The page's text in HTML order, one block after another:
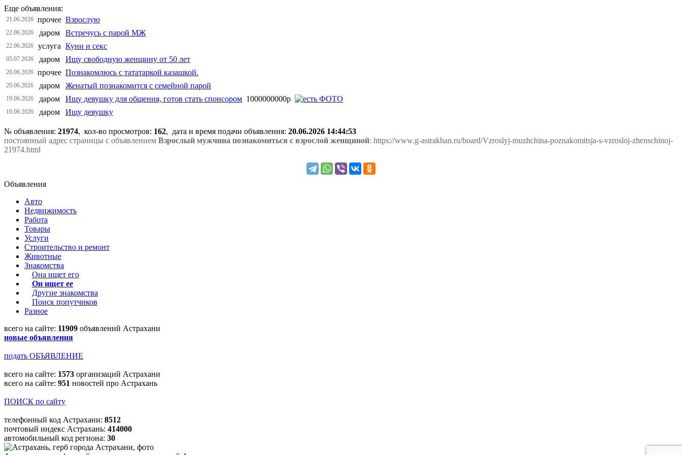
Еще объявления:
21.06.2026 прочее Взрослую
22.06.2026 даром Встречусь с парой МЖ
22.06.2026 услуга Куни и секс
05.07.2026 даром Ищу свободную женщину от 50 лет
20.06.2026 прочее Познакомлюсь с тататаркой казашкой.
20.06.2026 даром Женатый познакомится с семейной парой
19.06.2026 даром Ищу девушку для общения, готов стать спонсором 1000000000р
19.06.2026 даром Ищу девушку
№ объявления: 21974, кол-во просмотров: 162, дата и время подачи объявления: 20.06.2026 14:44:53
постоянный адрес страницы с объявлением Взрослый мужчина познакомиться с взрослой женщиной: https://www.g-astrakhan.ru/board/Vzroslyj-muzhchina-poznakomitsja-s-vzrosloj-zhenschinoj-
21974.html
Объявления
Авто
Недвижимость
Работа
Товары
Услуги
Строительство и ремонт
Животные
Знакомства
Она ищет его
Он ищет ее
Другие знакомства
Поиск попутчиков
Разное
всего на сайте: 11909 объявлений Астрахани
новые объявления
подать ОБЪЯВЛЕНИЕ
всего на сайте: 1573 организаций Астрахани
всего на сайте: 951 новостей про Астрахань
ПОИСК по сайту
телефонный код Астрахани: 8512
почтовый индекс Астрахань: 414000
автомобильный код региона: 30